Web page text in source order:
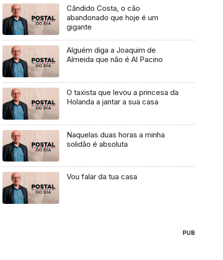
Cândido Costa, o cão
abandonado que hoje é um
gigante
Alguém diga a Joaquim de
Almeida que não é Al Pacino
O taxista que levou a princesa da
Holanda a jantar a sua casa
Naquelas duas horas a minha
solidão é absoluta
Vou falar da tua casa
PUB